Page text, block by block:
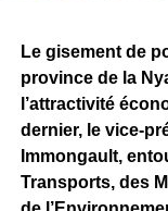
milliers d’emplois
Si les attentes
lancement effectif
présenté par
mine, Belinga se
investissements
Le gisement de
province de la
l’attractivité
dernier, le vice-
Immongault,
Transports, des